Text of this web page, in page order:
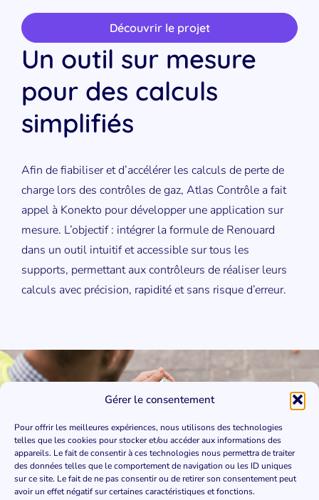
Gérer le consentement
Pour offrir les meilleures expériences, nous utilisons des technologies
telles que les cookies pour stocker et/ou accéder aux informations des
appareils. Le fait de consentir à ces technologies nous permettra de traiter
des données telles que le comportement de navigation ou les ID uniques
sur ce site. Le fait de ne pas consentir ou de retirer son consentement peut
avoir un effet négatif sur certaines caractéristiques et fonctions.
Découvrir le projet
Un outil sur mesure
pour des calculs
simplifiés
Afin de fiabiliser et d’accélérer les calculs de perte de
charge lors des contrôles de gaz, Atlas Contrôle a fait
appel à Konekto pour développer une application sur
mesure. L’objectif : intégrer la formule de Renouard
dans un outil intuitif et accessible sur tous les
supports, permettant aux contrôleurs de réaliser leurs
calculs avec précision, rapidité et sans risque d’erreur.